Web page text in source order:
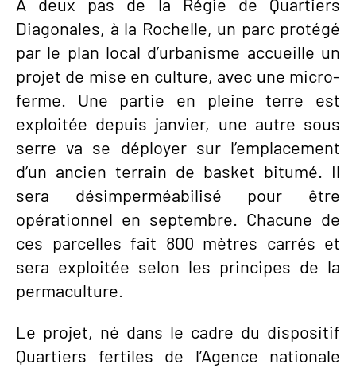
À deux pas de la Régie de Quartiers
Diagonales, à la Rochelle, un parc protégé
par le plan local d’urbanisme accueille un
projet de mise en culture, avec une micro-
ferme. Une partie en pleine terre est
exploitée depuis janvier, une autre sous
serre va se déployer sur l’emplacement
d’un ancien terrain de basket bitumé. Il
sera désimperméabilisé pour être
opérationnel en septembre. Chacune de
ces parcelles fait 800 mètres carrés et
sera exploitée selon les principes de la
permaculture.
Le projet, né dans le cadre du dispositif
Quartiers fertiles de l’Agence nationale